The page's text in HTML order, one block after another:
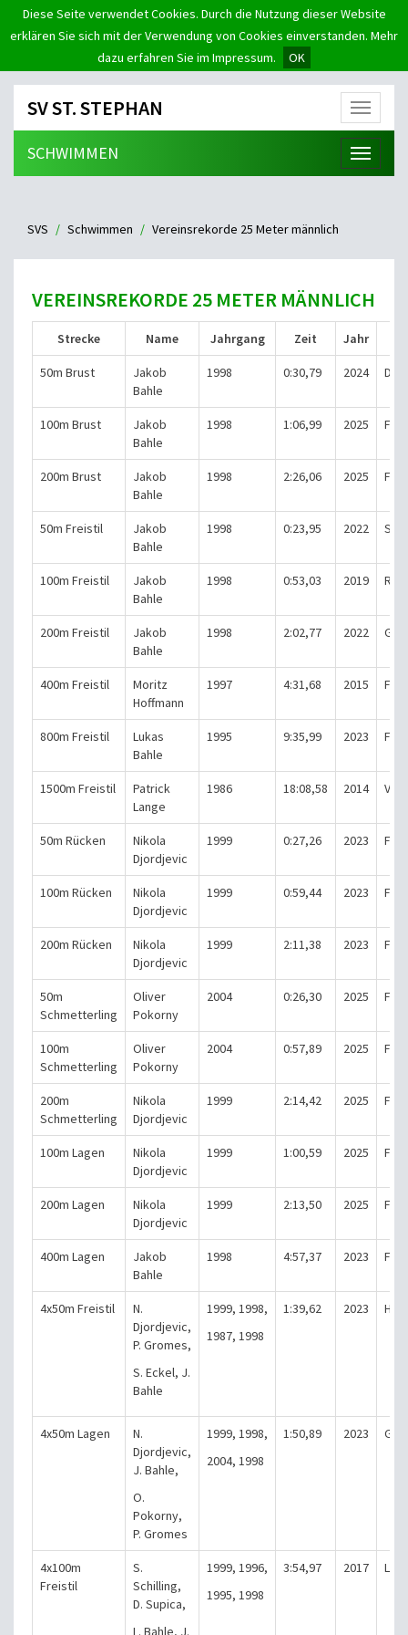
Diese Seite verwendet Cookies. Durch die Nutzung dieser Website
erklären Sie sich mit der Verwendung von Cookies einverstanden. Mehr
dazu erfahren Sie im Impressum.
OK
Menü
SV ST. STEPHAN
Menü
SCHWIMMEN
SVS Schwimmen Vereinsrekorde 25 Meter männlich
VEREINSREKORDE 25 METER MÄNNLICH
Strecke Name Jahrgang Zeit Jahr
50m Brust
Jakob
Bahle
1998 0:30,79 2024
100m Brust
Jakob
Bahle
1998 1:06,99 2025
200m Brust
Jakob
Bahle
1998 2:26,06 2025
50m Freistil
Jakob
Bahle
1998 0:23,95 2022
100m Freistil
Jakob
Bahle
1998 0:53,03 2019
200m Freistil
Jakob
Bahle
1998 2:02,77 2022
400m Freistil
Moritz
Hoffmann
1997 4:31,68 2015
800m Freistil
Lukas
Bahle
1995 9:35,99 2023
1500m Freistil
Patrick
Lange
1986 18:08,58 2014
50m Rücken
Nikola
Djordjevic
1999 0:27,26 2023
100m Rücken
Nikola
Djordjevic
1999 0:59,44 2023
200m Rücken
Nikola
Djordjevic
1999 2:11,38 2023
50m
Schmetterling
Oliver
Pokorny
2004 0:26,30 2025
100m
Schmetterling
Oliver
Pokorny
2004 0:57,89 2025
200m
Schmetterling
Nikola
Djordjevic
1999 2:14,42 2025
100m Lagen
Nikola
Djordjevic
1999 1:00,59 2025
200m Lagen
Nikola
Djordjevic
1999 2:13,50 2025
400m Lagen
Jakob
Bahle
1998 4:57,37 2023
4x50m Freistil
N.
Djordjevic,
P. Gromes,
S. Eckel, J.
Bahle
1999, 1998,
1987, 1998
1:39,62 2023
4x50m Lagen
N.
Djordjevic,
J. Bahle,
O.
Pokorny,
P. Gromes
1999, 1998,
2004, 1998
1:50,89 2023
4x100m
Freistil
S.
Schilling,
D. Supica,
L. Bahle, J.
1999, 1996,
1995, 1998
3:54,97 2017